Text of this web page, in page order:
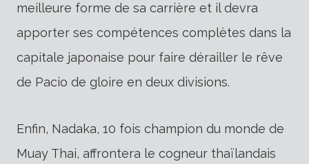
meilleure forme de sa carrière et il devra
apporter ses compétences complètes dans la
capitale japonaise pour faire dérailler le rêve
de Pacio de gloire en deux divisions.
Enfin, Nadaka, 10 fois champion du monde de
Muay Thai, affrontera le cogneur thaïlandais